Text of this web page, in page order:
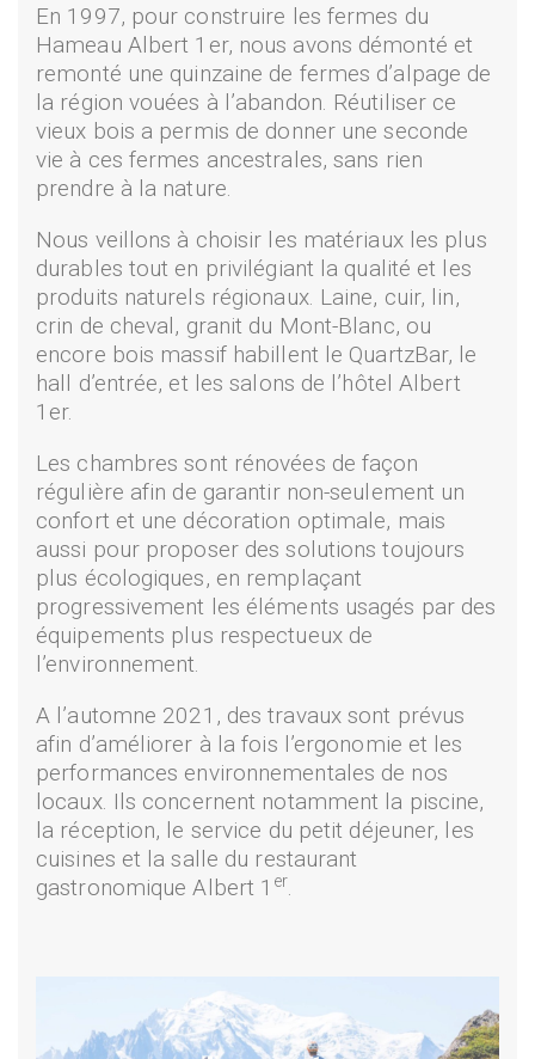
En 1997, pour construire les fermes du
Hameau Albert 1er, nous avons démonté et
remonté une quinzaine de fermes d’alpage de
la région vouées à l’abandon. Réutiliser ce
vieux bois a permis de donner une seconde
vie à ces fermes ancestrales, sans rien
prendre à la nature.
Nous veillons à choisir les matériaux les plus
durables tout en privilégiant la qualité et les
produits naturels régionaux. Laine, cuir, lin,
crin de cheval, granit du Mont-Blanc, ou
encore bois massif habillent le QuartzBar, le
hall d’entrée, et les salons de l’hôtel Albert
1er.
Les chambres sont rénovées de façon
régulière afin de garantir non-seulement un
confort et une décoration optimale, mais
aussi pour proposer des solutions toujours
plus écologiques, en remplaçant
progressivement les éléments usagés par des
équipements plus respectueux de
l’environnement.
A l’automne 2021, des travaux sont prévus
afin d’améliorer à la fois l’ergonomie et les
performances environnementales de nos
locaux. Ils concernent notamment la piscine,
la réception, le service du petit déjeuner, les
cuisines et la salle du restaurant
gastronomique Albert 1 er.